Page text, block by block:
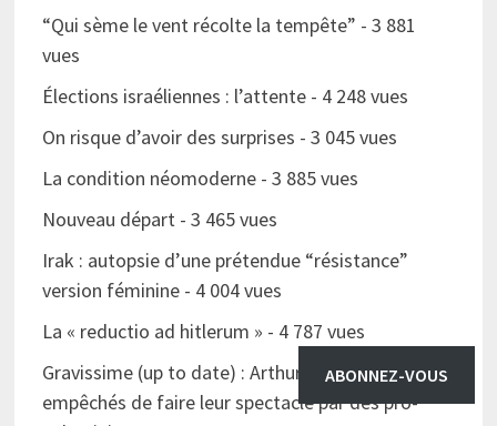
“Qui sème le vent récolte la tempête” - 3 881
vues
Élections israéliennes : l’attente- 4 248 vues
On risque d’avoir des surprises - 3 045 vues
La condition néomoderne- 3 885 vues
Nouveau départ - 3 465 vues
Irak : autopsie d’une prétendue “résistance”
version féminine- 4 004 vues
La « reductio ad hitlerum » - 4 787 vues
Gravissime (up to date) : Arthur, Enrico Macias
empêchés de faire leur spectacle par des pro-
ABONNEZ-VOUS